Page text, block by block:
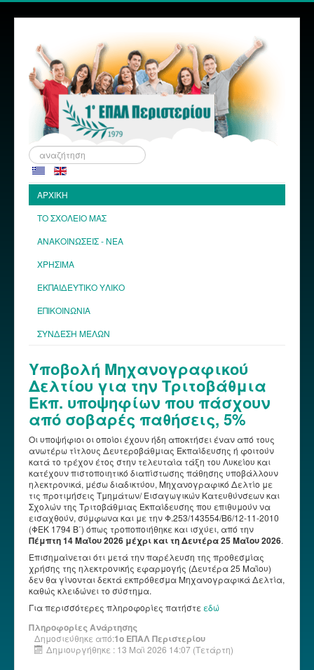
Αναζήτηση...
ΑΡΧΙΚΗ
ΤΟ ΣΧΟΛΕΙΟ ΜΑΣ
ΑΝΑΚΟΙΝΩΣΕΙΣ - ΝΕΑ
ΧΡΗΣΙΜΑ
ΕΚΠΑΙΔΕΥΤΙΚΟ ΥΛΙΚΟ
ΕΠΙΚΟΙΝΩΝΙΑ
ΣΥΝΔΕΣΗ ΜΕΛΩΝ
Υποβολή Μηχανογραφικού
Δελτίου για την Τριτοβάθμια
Εκπ. υποψηφίων που πάσχουν
από σοβαρές παθήσεις, 5%
Οι υποψήφιοι οι οποίοι έχουν ήδη αποκτήσει έναν από τους
ανωτέρω τίτλους Δευτεροβάθμιας Εκπαίδευσης ή φοιτούν
κατά το τρέχον έτος στην τελευταία τάξη του Λυκείου και
κατέχουν πιστοποιητικό διαπίστωσης πάθησης υποβάλλουν
ηλεκτρονικά, μέσω διαδικτύου, Μηχανογραφικό Δελτίο με
τις προτιμήσεις Τμημάτων/ Εισαγωγικών Κατευθύνσεων και
Σχολών της Τριτοβάθμιας Εκπαίδευσης που επιθυμούν να
εισαχθούν, σύμφωνα και με την Φ.253/143554/Β6/12-11-2010
(ΦΕΚ 1794 Β΄) όπως τροποποιήθηκε και ισχύει, από την
Πέμπτη 14 Μαΐου 2026 μέχρι και τη Δευτέρα 25 Μαΐου 2026.
Επισημαίνεται ότι μετά την παρέλευση της προθεσμίας
χρήσης της ηλεκτρονικής εφαρμογής (Δευτέρα 25 Μαΐου)
δεν θα γίνονται δεκτά εκπρόθεσμα Μηχανογραφικά Δελτία,
καθώς κλειδώνει το σύστημα.
Για περισσότερες πληροφορίες πατήστε εδώ
Πληροφορίες Ανάρτησης
Δημοσιεύθηκε από:1ο ΕΠΑΛ Περιστερίου
Δημιουργήθηκε : 13 Μαϊ 2026 14:07 (Τετάρτη)